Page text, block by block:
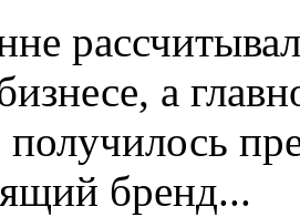
а
получилось
бренд...